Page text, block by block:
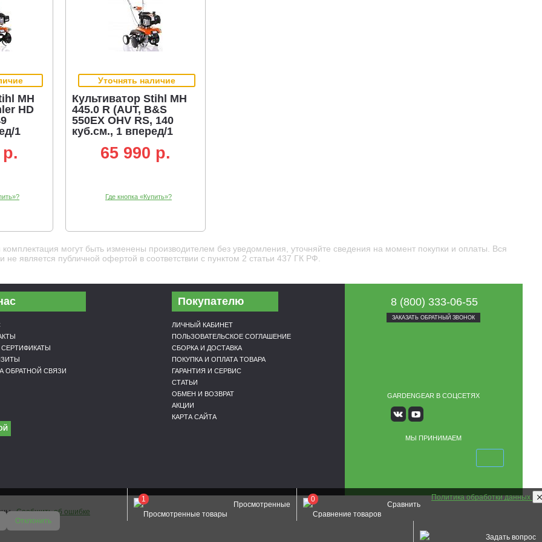
колёса с задним расположением. Благодаря отличной балансировке на мотоблоке Stihl достаточно надавить на
на плечи и поясницу. Центр тяжести ложится над осью. Складной руль. Руль можно сложить на культиватор, что уменьшает
Разборный для перевозки. Руль легко снимается, что позволяет отделить его от двигателя с редуктором. Культиватор в
автомобиле.
дополнительно защищают растения при вспашке.
можно определять глубину пропашки и скорость прохода.
Уменьшение ширины захвата улучшает процесс обработки.
комплект грузов.Они устанавливаются вместо защитных крыльев, при этом вес равномерно распределяется.
MH
HD
1
Уточнять наличие
Культиватор Stihl MH
445.0 R (AUT, B&S
550EX OHV RS, 140
куб.см., 1 вперед/1
65 990 p.
Где кнопка «Купить»?
могут быть изменены производителем без уведомления, уточняйте сведения на момент покупки и оплаты. Вся
является публичной офертой в соответствии с пунктом 2 статьи 437 ГК РФ.
ОБРАТНОЙ СВЯЗИ
Покупателю
ЛИЧНЫЙ КАБИНЕТ
ПОЛЬЗОВАТЕЛЬСКОЕ СОГЛАШЕНИЕ
СБОРКА И ДОСТАВКА
ПОКУПКА И ОПЛАТА ТОВАРА
ГАРАНТИЯ И СЕРВИС
СТАТЬИ
ОБМЕН И ВОЗВРАТ
АКЦИИ
КАРТА САЙТА
8 (800) 333-06-55
ЗАКАЗАТЬ ОБРАТНЫЙ ЗВОНОК
GARDENGEAR В СОЦСЕТЯХ
МЫ ПРИНИМАЕМ
Сообщить об ошибке
Политика обработки данных
Сравнить
0
Просмотренные
1
Задать вопрос
Отклонить